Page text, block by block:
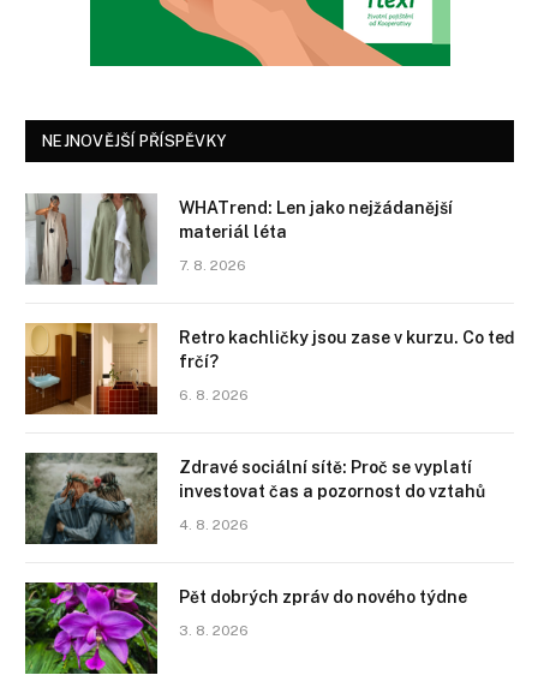
NEJNOVĚJŠÍ PŘÍSPĚVKY
WHATrend: Len jako nejžádanější
materiál léta
7. 8. 2026
Retro kachličky jsou zase v kurzu. Co teď
frčí?
6. 8. 2026
Zdravé sociální sítě: Proč se vyplatí
investovat čas a pozornost do vztahů
4. 8. 2026
Pět dobrých zpráv do nového týdne
3. 8. 2026